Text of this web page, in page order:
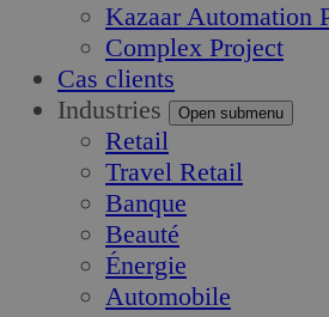
Kazaar Automation
Complex Project
Cas clients
Industries
Open submenu
Retail
Travel Retail
Banque
Beauté
Énergie
Automobile